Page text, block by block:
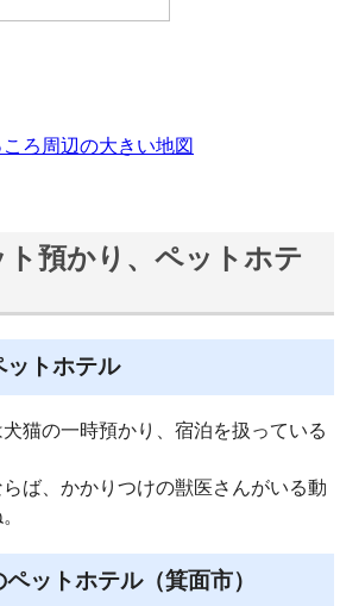
ろ周辺の大きい地図
預かり、ペットホテ
ットホテル
猫の一時預かり、宿泊を扱っている
ば、かかりつけの獣医さんがいる動
ットホテル（箕面市）